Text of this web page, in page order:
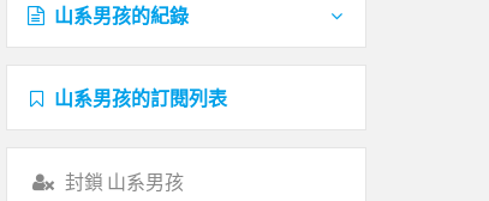
山系男孩的紀錄
山系男孩的訂閱列表
封鎖 山系男孩